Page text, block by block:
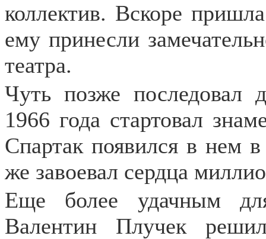
коллектив. Вскоре
ему принесли
театра.
Чуть позже последовал
1966 года стартовал
Спартак появился в нем
же завоевал сердца
Еще более удачным
Валентин Плучек